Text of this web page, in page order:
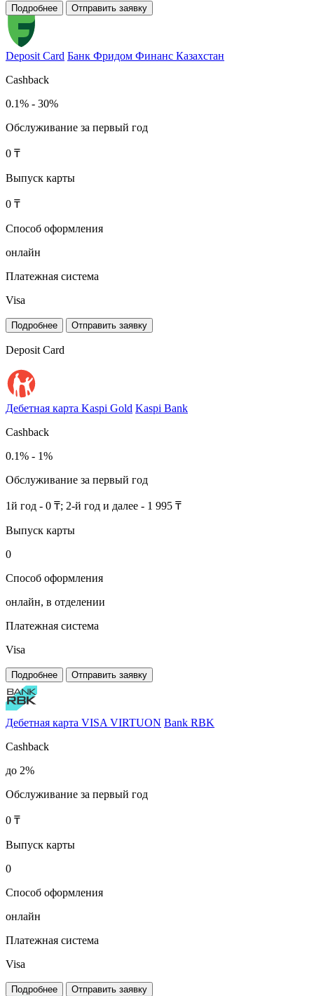
Подробнее Отправить заявку
Deposit Card Банк Фридом Финанс Казахстан
Cashback
0.1% - 30%
Обслуживание за первый год
0 ₸
Выпуск карты
0 ₸
Способ оформления
онлайн
Платежная система
Visa
Подробнее Отправить заявку
Deposit Card
Дебетная карта Kaspi Gold Kaspi Bank
Cashback
0.1% - 1%
Обслуживание за первый год
1й год - 0 ₸; 2-й год и далее - 1 995 ₸
Выпуск карты
0
Способ оформления
онлайн, в отделении
Платежная система
Visa
Подробнее Отправить заявку
Дебетная карта VISA VIRTUON Bank RBK
Cashback
до 2%
Обслуживание за первый год
0 ₸
Выпуск карты
0
Способ оформления
онлайн
Платежная система
Visa
Подробнее Отправить заявку